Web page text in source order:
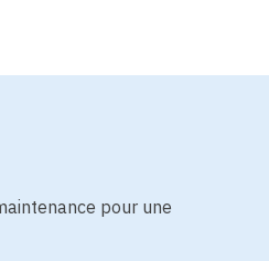
pour une